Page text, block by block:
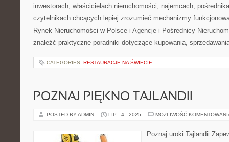
inwestorach, właścicielach nieruchomości, najemcach,
czytelnikach chcących lepiej zrozumieć mechanizmy
Rynek Nieruchomości w Polsce i Agencje i Pośrednicy
znaleźć praktyczne poradniki dotyczące kupowania,
CATEGORIES: RESTAURACJE NA ŚWIECIE
POZNAJ PIĘKNO TAJLANDII
POSTED BY ADMIN LIP - 4 - 2025 MOŻLIWOŚĆ
Poznaj uroki Tajlandii